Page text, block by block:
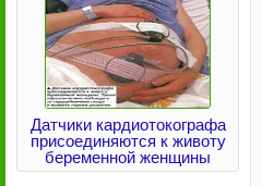
Датчики кардиотокографа
присоединяются к животу
беременной женщины